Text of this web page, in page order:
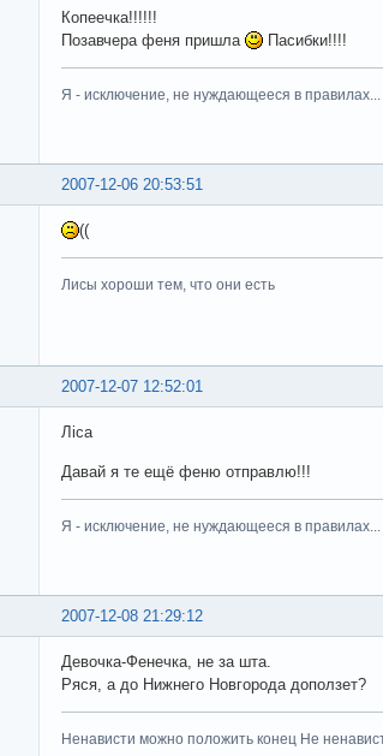
Копеечка!!!!!!
Позавчера феня пришла
Пасибки!!!!
Я - исключение, не нуждающееся в правилах...
2007-12-06 20:53:51
((
Лисы хороши тем, что они есть
2007-12-07 12:52:01
Ліса
Давай я те ещё феню отправлю!!!
Я - исключение, не нуждающееся в правилах...
2007-12-08 21:29:12
Девочка-Фенечка, не за шта.
Ряся, а до Нижнего Новгорода доползет?
Ненависти можно положить конец Не